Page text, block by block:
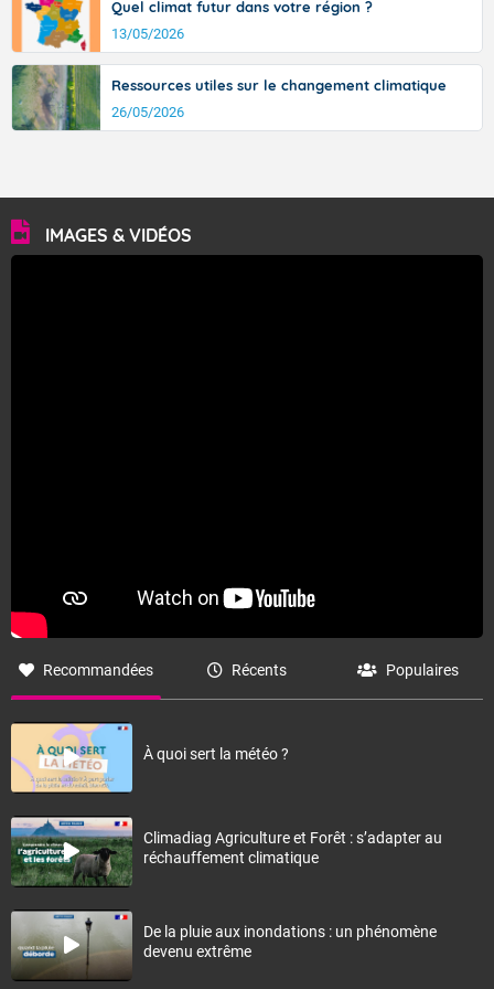
Quel climat futur dans votre région ?
13/05/2026
Ressources utiles sur le changement climatique
26/05/2026
IMAGES & VIDÉOS
Recommandées Récents Populaires
À quoi sert la météo ?
Climadiag Agriculture et Forêt : s’adapter au
réchauffement climatique
De la pluie aux inondations : un phénomène
devenu extrême